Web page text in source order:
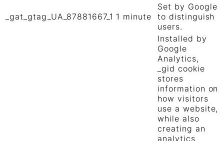
_gat_gtag_UA_87881667_1 1 minute
Set by Google
to distinguish
users.
Installed by
Google
Analytics,
_gid cookie
stores
information on
how visitors
use a website,
while also
creating an
analytics